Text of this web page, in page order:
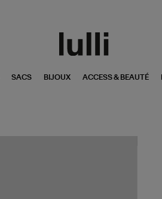
SACS BIJOUX ACCESS & BEAUTÉ